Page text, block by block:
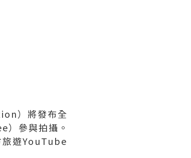
）將發布全
）參與拍攝。
遊YouTube